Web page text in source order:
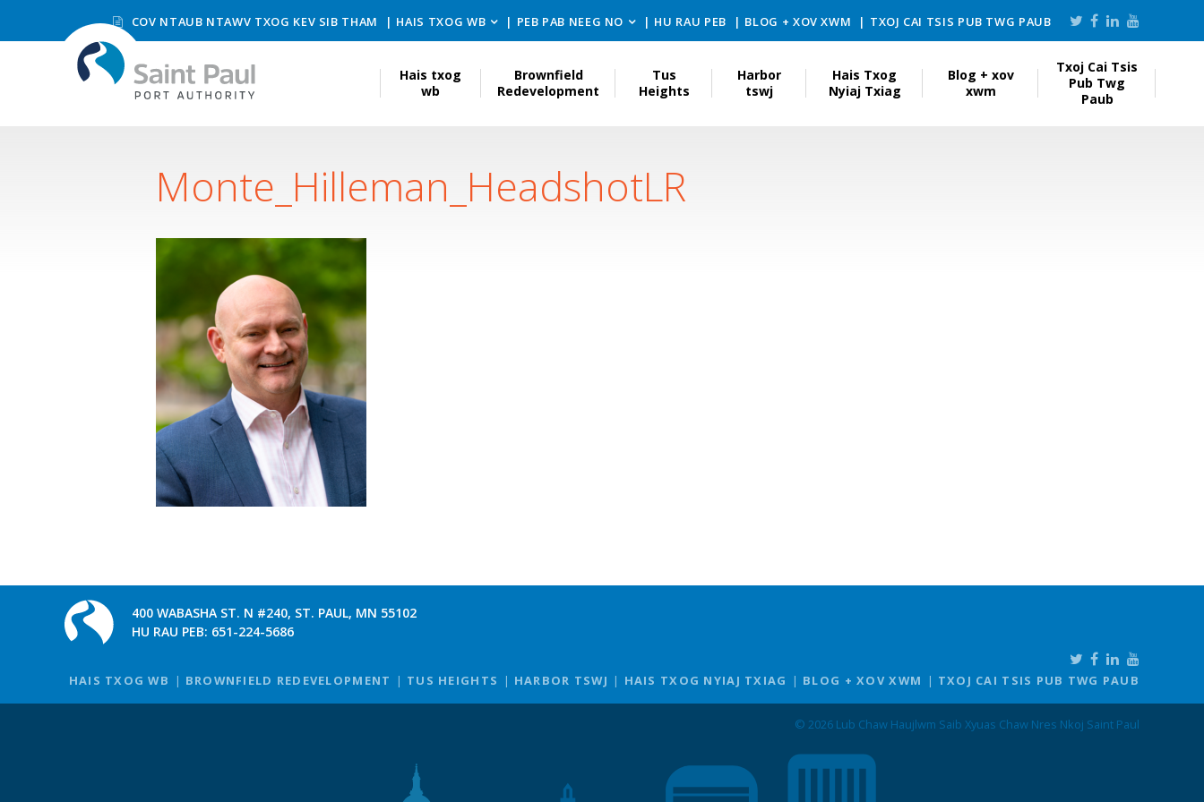
COV NTAUB NTAWV TXOG KEV SIB THAM HAIS TXOG WB PEB PAB NEEG NO HU RAU PEB BLOG + XOV XWM TXOJ CAI TSIS PUB TWG PAUB
Hais txog
wb
Brownfield
Redevelopment
Tus
Heights
Harbor
tswj
Hais Txog
Nyiaj Txiag
Blog + xov
xwm
Txoj Cai Tsis
Pub Twg
Paub
Monte_Hilleman_HeadshotLR
400 WABASHA ST. N #240, ST. PAUL, MN 55102
HU RAU PEB: 651-224-5686
HAIS TXOG WB BROWNFIELD REDEVELOPMENT TUS HEIGHTS HARBOR TSWJ HAIS TXOG NYIAJ TXIAG BLOG + XOV XWM TXOJ CAI TSIS PUB TWG PAUB
© 2026 Lub Chaw Haujlwm Saib Xyuas Chaw Nres Nkoj Saint Paul